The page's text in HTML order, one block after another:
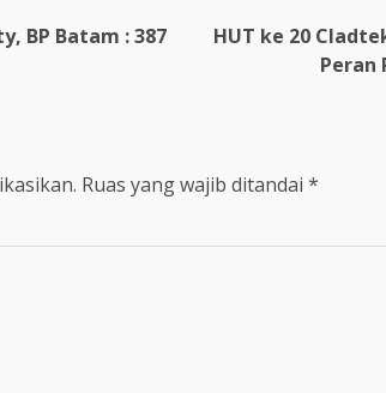
BP Batam : 387
HUT ke 20
Peran
Ruas yang wajib ditandai *